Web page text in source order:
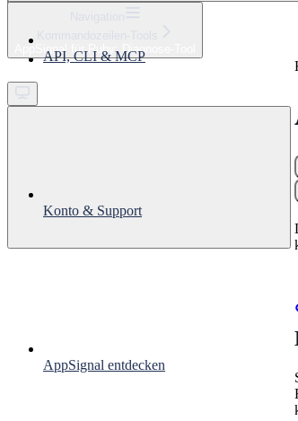
Get started
AppSignal für Ruby: Diagnose-Tool
API, CLI & MCP
Konto & Support
AppSignal entdecken